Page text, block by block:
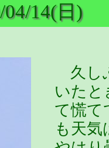
14(日)
久し
いたと
て慌
も天